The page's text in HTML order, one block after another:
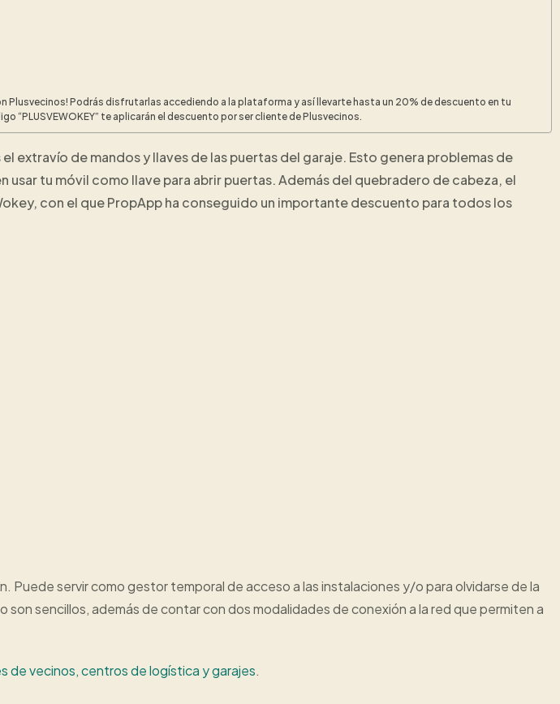
Podrás disfrutarlas accediendo a la plataforma y así llevarte hasta un 20% de descuento en tu
te aplicarán el descuento por ser cliente de Plusvecinos.
de mandos y llaves de las puertas del garaje. Esto genera problemas de
tu móvil como llave para abrir puertas. Además del quebradero de cabeza, el
con el que PropApp ha conseguido un importante descuento para todos los
servir como gestor temporal de acceso a las instalaciones y/o para olvidarse de la
sencillos, además de contar con dos modalidades de conexión a la red que permiten a
de vecinos, centros de logística y garajes.